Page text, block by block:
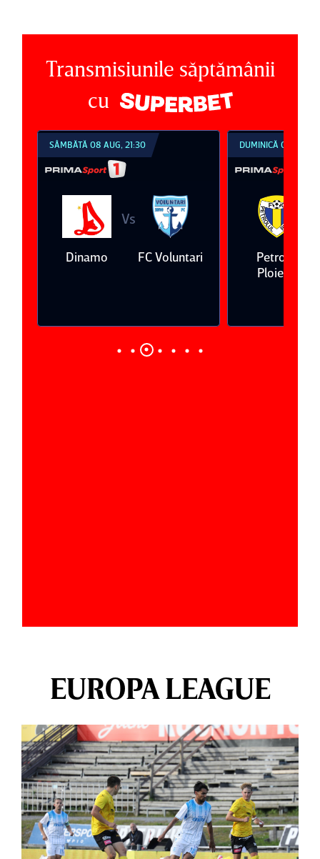
Transmisiunile săptămânii
cu
SÂMBĂTĂ 08 AUG, 21:30
Dinamo
Vs
FC Voluntari
DUMINICĂ 09 AUG,
Petrolul
Ploieşti
EUROPA LEAGUE